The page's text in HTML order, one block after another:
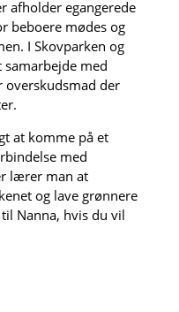
afholder egangerede
beboere mødes og
I Skovparken og
samarbejde med
overskudsmad der
at komme på et
med
lærer man at
og lave grønnere
Nanna, hvis du vil